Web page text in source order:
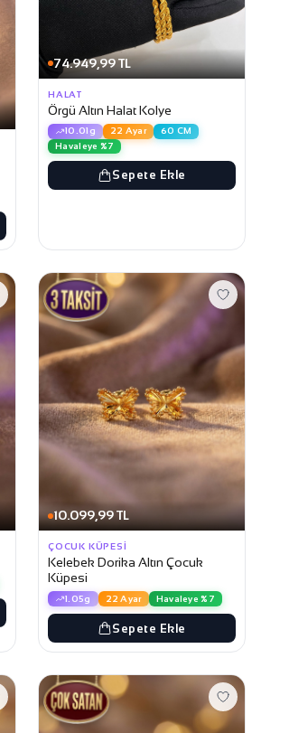
74.949,99 TL
HALAT
Örgü Altın Halat Kolye
10.01g 22 Ayar
60 CM
Havaleye %7
Sepete Ekle
10.099,99 TL
ÇOCUK KÜPESI
Kelebek Dorika Altın Çocuk
Küpesi
1.05g 22 Ayar Havaleye %7
Sepete Ekle